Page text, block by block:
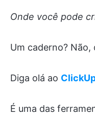
Onde você pode
Um caderno? Não,
Diga olá ao
É uma das